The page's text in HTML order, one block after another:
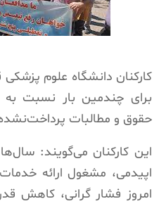
برای چندمین بار نسبت
حقوق و مطالبات
این کارکنان می‌گویند:
اپیدمی، مشغول ارائه
امروز فشار گرانی، کاهش